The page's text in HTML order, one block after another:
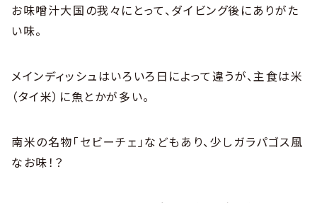
お味噌汁大国の我々にとって、ダイビング後にありがた
い味。
メインディッシュはいろいろ日によって違うが、主食は米
（タイ米）に魚とかが多い。
南米の名物「セビーチェ」などもあり、少しガラパゴス風
なお味！？